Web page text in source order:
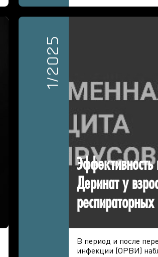
1/2025
Деринат у
В период и после
инфекции (ОРВИ)